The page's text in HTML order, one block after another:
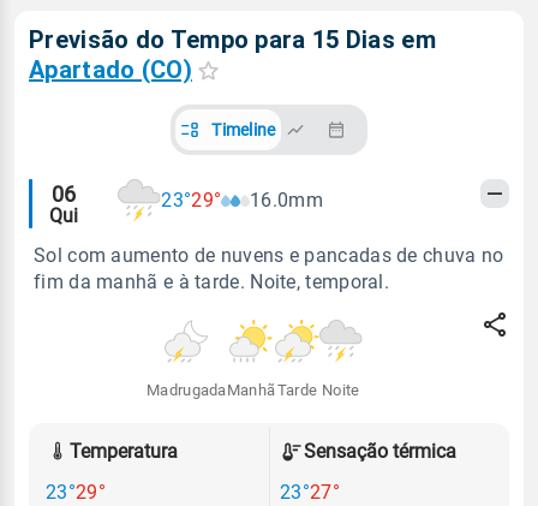
Previsão do Tempo para 15 Dias em
Apartado (CO)
Timeline
Alertas
meteorológicos
06
Qui
23°29° 16.0mm
Sol com aumento de nuvens e pancadas de chuva no
fim da manhã e à tarde. Noite, temporal.
Madrugada Manhã Tarde Noite
Temperatura
23°29°
Sensação térmica
23°27°